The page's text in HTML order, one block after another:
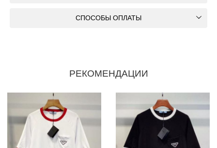
СПОСОБЫ ОПЛАТЫ
РЕКОМЕНДАЦИИ